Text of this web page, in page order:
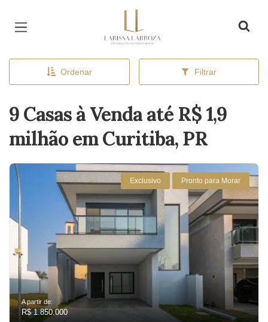
Ordenar Filtrar
9 Casas à Venda até R$ 1,9
milhão em Curitiba, PR
Exclusivo Pronto para Morar
A partir de:
R$ 1.850.000